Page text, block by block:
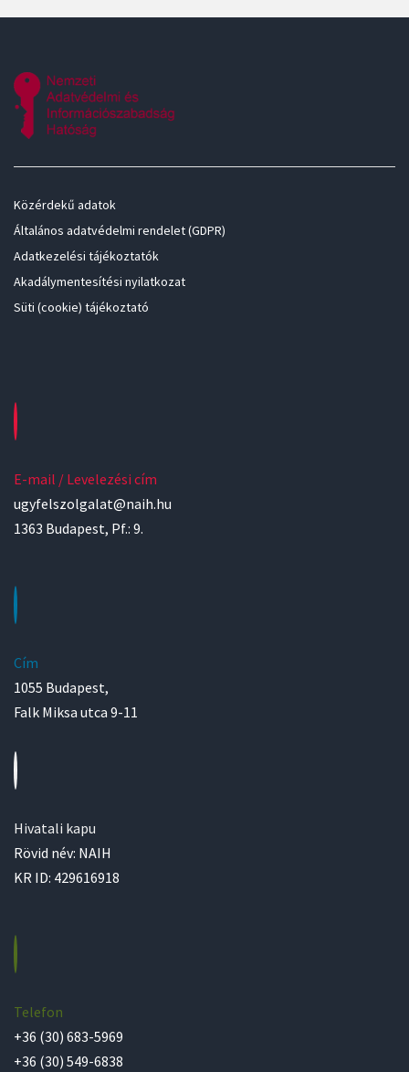
Közérdekű adatok
Általános adatvédelmi rendelet (GDPR)
Adatkezelési tájékoztatók
Akadálymentesítési nyilatkozat
Süti (cookie) tájékoztató
E-mail / Levelezési cím
ugyfelszolgalat@naih.hu
1363 Budapest, Pf.: 9.
Cím
1055 Budapest,
Falk Miksa utca 9-11
Hivatali kapu
Rövid név: NAIH
KR ID: 429616918
Telefon
+36 (30) 683-5969
+36 (30) 549-6838